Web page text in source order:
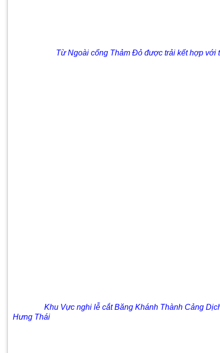
Từ Ngoài cổng Thảm Đỏ được trải kết hợp với trụ
Khu Vực nghi lễ cắt Băng Khánh Thành Cảng Dịch
Hưng Thái